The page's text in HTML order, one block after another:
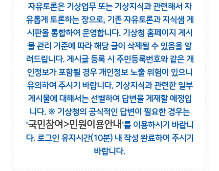
자유토론은 기상업무 또는 기상지식과 관련해서 자
유롭게 토론하는 장으로, 기존 자유토론과 지식샘 게
시판을 통합하여 운영합니다. 기상청 홈페이지 게시
물 관리 기준에 따라 해당 글이 삭제될 수 있음을 알
려드립니다. 게시글 등록 시 주민등록번호와 같은 개
인정보가 포함될 경우 개인정보 노출 위험이 있으니
유의하여 주시기 바랍니다. 기상지식과 관련한 일부
게시물에 대해서는 선별하여 답변을 게재할 예정입
니다. ※ 기상청의 공식적인 답변이 필요한 경우는
'국민참여>민원이용안내 '를 이용하시기 바랍니
다. 로그인 유지시간(10분) 내 작성 완료하여 주시기
바랍니다.